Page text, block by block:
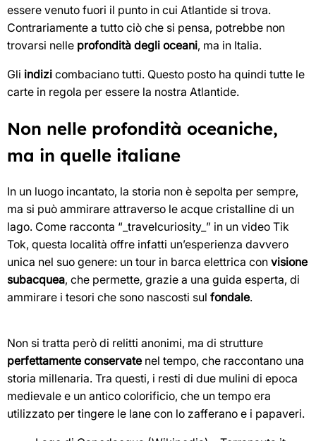
essere venuto fuori il punto in cui Atlantide si trova.
Contrariamente a tutto ciò che si pensa, potrebbe non
trovarsi nelle profondità degli oceani, ma in Italia.
Gli indizi combaciano tutti. Questo posto ha quindi tutte le
carte in regola per essere la nostra Atlantide.
Non nelle profondità oceaniche,
ma in quelle italiane
In un luogo incantato, la storia non è sepolta per sempre,
ma si può ammirare attraverso le acque cristalline di un
lago. Come racconta “_travelcuriosity_” in un video Tik
Tok, questa località offre infatti un’esperienza davvero
unica nel suo genere: un tour in barca elettrica con visione
subacquea, che permette, grazie a una guida esperta, di
ammirare i tesori che sono nascosti sul fondale.
Non si tratta però di relitti anonimi, ma di strutture
perfettamente conservate nel tempo, che raccontano una
storia millenaria. Tra questi, i resti di due mulini di epoca
medievale e un antico colorificio, che un tempo era
utilizzato per tingere le lane con lo zafferano e i papaveri.